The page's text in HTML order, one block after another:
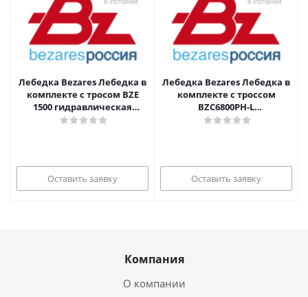
Лебедка Bezares Лебедка в
комплекте с тросом BZE
1500 гидравлическая
подъемная
Оставить заявку
Лебедка Bezares Лебедка в
комплекте с троссом
BZC6800PH-L
гидравлическая
Оставить заявку
Компания
О компании